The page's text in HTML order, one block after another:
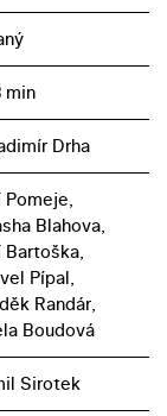
min
Drha
Pomeje,
Blahova,
Bartoška,
Pípal,
Randár,
Boudová
Sirotek